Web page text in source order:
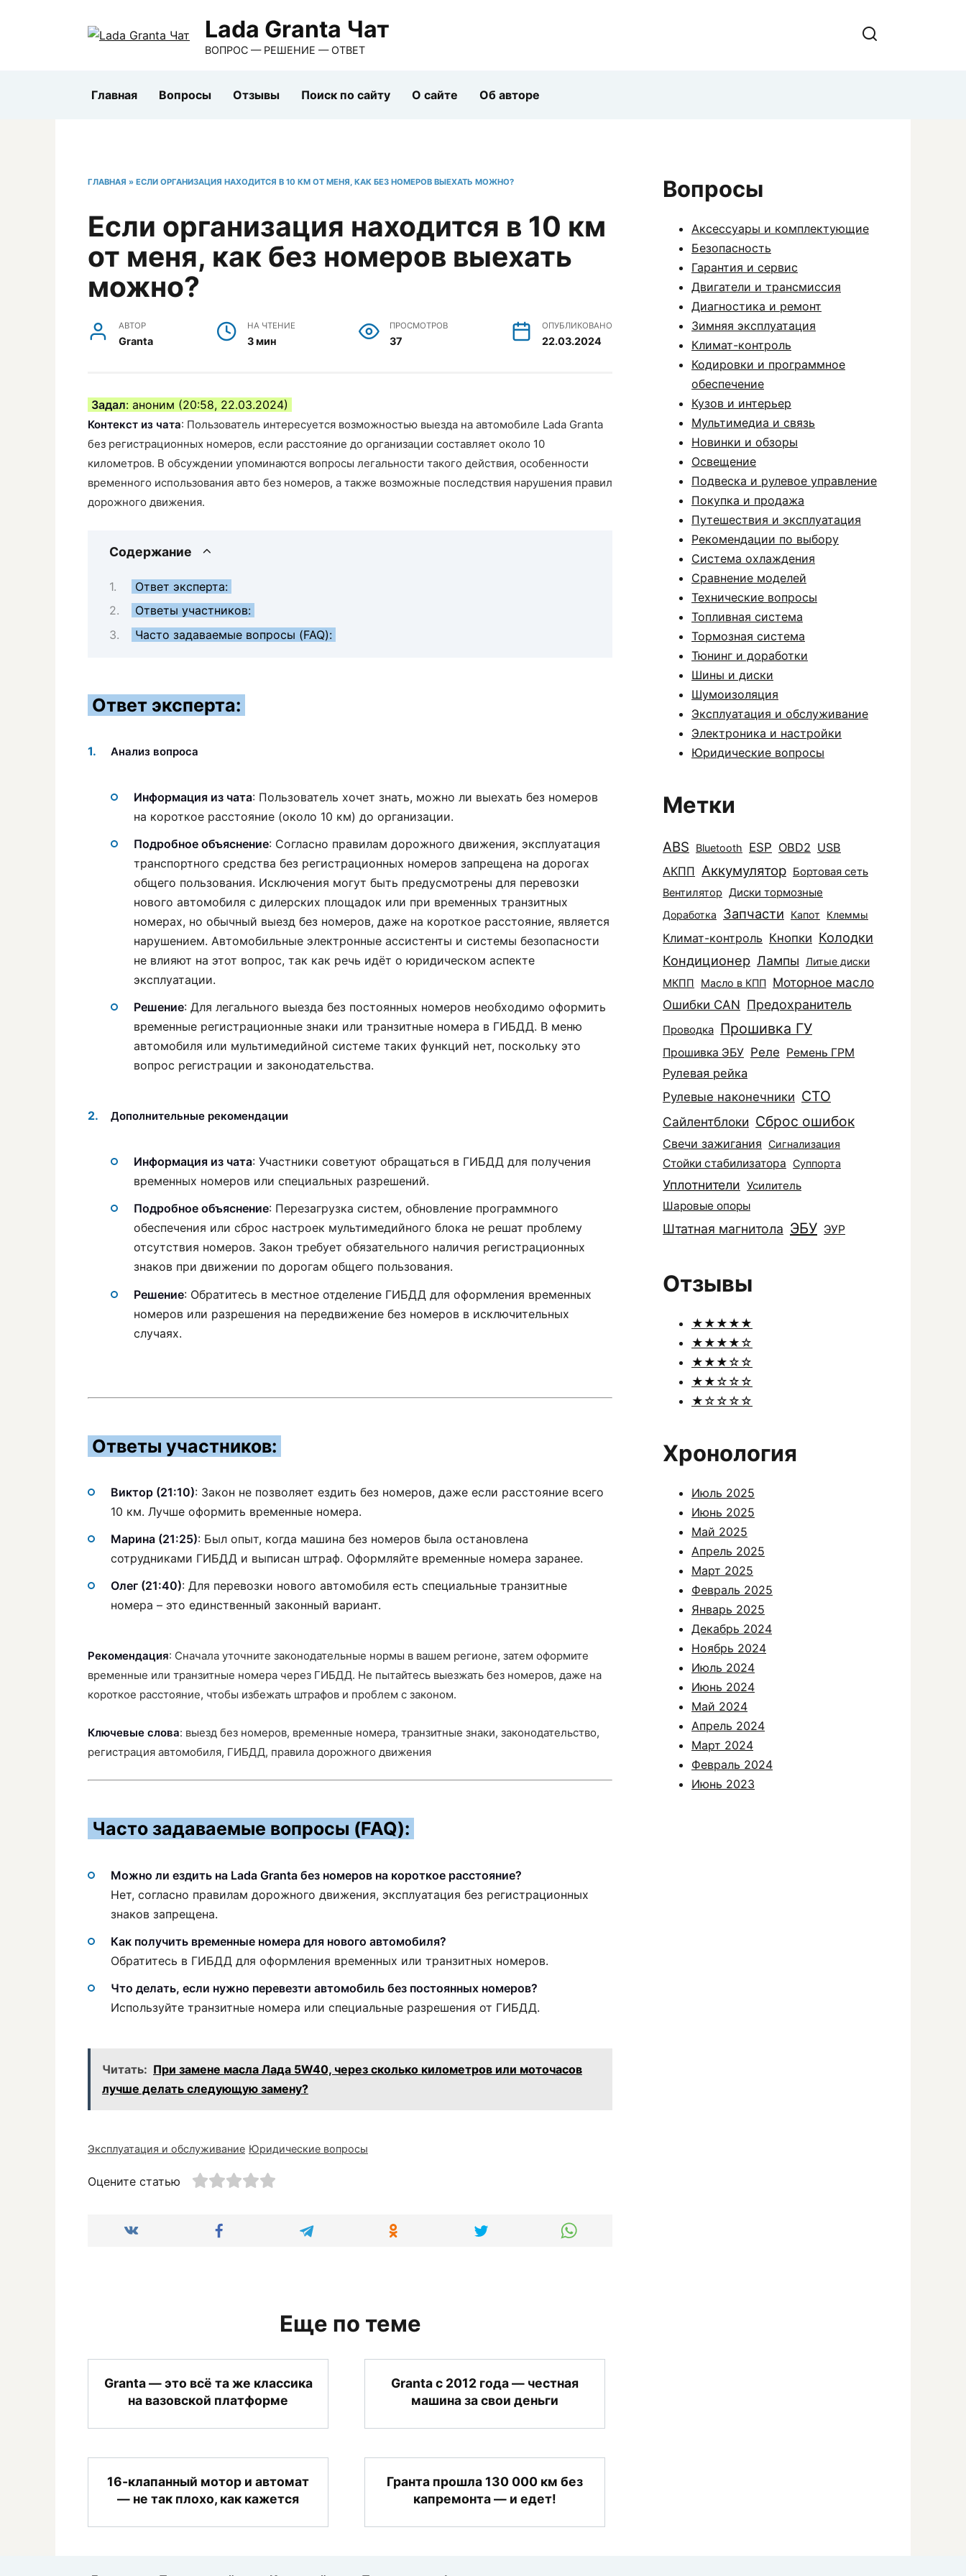
Lada Granta Чат
ВОПРОС — РЕШЕНИЕ — ОТВЕТ
Главная Вопросы Отзывы Поиск по сайту О сайте Об авторе
ГЛАВНАЯ » ЕСЛИ ОРГАНИЗАЦИЯ НАХОДИТСЯ В 10 КМ ОТ МЕНЯ, КАК БЕЗ НОМЕРОВ ВЫЕХАТЬ МОЖНО?
Если организация находится в 10 км
от меня, как без номеров выехать
можно?
АВТОР
Granta
НА ЧТЕНИЕ
3 мин
ПРОСМОТРОВ
37
ОПУБЛИКОВАНО
22.03.2024
Задал: аноним (20:58, 22.03.2024)
Контекст из чата: Пользователь интересуется возможностью выезда на автомобиле Lada Granta
без регистрационных номеров, если расстояние до организации составляет около 10
километров. В обсуждении упоминаются вопросы легальности такого действия, особенности
временного использования авто без номеров, а также возможные последствия нарушения правил
дорожного движения.
Содержание
Ответ эксперта:
Ответы участников:
Часто задаваемые вопросы (FAQ):
Ответ эксперта:
Анализ вопроса
Информация из чата: Пользователь хочет знать, можно ли выехать без номеров
на короткое расстояние (около 10 км) до организации.
Подробное объяснение: Согласно правилам дорожного движения, эксплуатация
транспортного средства без регистрационных номеров запрещена на дорогах
общего пользования. Исключения могут быть предусмотрены для перевозки
нового автомобиля с дилерских площадок или при временных транзитных
номерах, но обычный выезд без номеров, даже на короткое расстояние, является
нарушением. Автомобильные электронные ассистенты и системы безопасности
не влияют на этот вопрос, так как речь идёт о юридическом аспекте
эксплуатации.
Решение: Для легального выезда без постоянных номеров необходимо оформить
временные регистрационные знаки или транзитные номера в ГИБДД. В меню
автомобиля или мультимедийной системе таких функций нет, поскольку это
вопрос регистрации и законодательства.
Дополнительные рекомендации
Информация из чата: Участники советуют обращаться в ГИБДД для получения
временных номеров или специальных разрешений.
Подробное объяснение: Перезагрузка систем, обновление программного
обеспечения или сброс настроек мультимедийного блока не решат проблему
отсутствия номеров. Закон требует обязательного наличия регистрационных
знаков при движении по дорогам общего пользования.
Решение: Обратитесь в местное отделение ГИБДД для оформления временных
номеров или разрешения на передвижение без номеров в исключительных
случаях.
Ответы участников:
Виктор (21:10): Закон не позволяет ездить без номеров, даже если расстояние всего
10 км. Лучше оформить временные номера.
Марина (21:25): Был опыт, когда машина без номеров была остановлена
сотрудниками ГИБДД и выписан штраф. Оформляйте временные номера заранее.
Олег (21:40): Для перевозки нового автомобиля есть специальные транзитные
номера – это единственный законный вариант.
Рекомендация: Сначала уточните законодательные нормы в вашем регионе, затем оформите
временные или транзитные номера через ГИБДД. Не пытайтесь выезжать без номеров, даже на
короткое расстояние, чтобы избежать штрафов и проблем с законом.
Ключевые слова: выезд без номеров, временные номера, транзитные знаки, законодательство,
регистрация автомобиля, ГИБДД, правила дорожного движения
Часто задаваемые вопросы (FAQ):
Можно ли ездить на Lada Granta без номеров на короткое расстояние?
Нет, согласно правилам дорожного движения, эксплуатация без регистрационных
знаков запрещена.
Как получить временные номера для нового автомобиля?
Обратитесь в ГИБДД для оформления временных или транзитных номеров.
Что делать, если нужно перевезти автомобиль без постоянных номеров?
Используйте транзитные номера или специальные разрешения от ГИБДД.
Читать: При замене масла Лада 5W40, через сколько километров или моточасов
лучше делать следующую замену?
Эксплуатация и обслуживание Юридические вопросы
Оцените статью
Еще по теме
Granta — это всё та же классика
на вазовской платформе
Granta с 2012 года — честная
машина за свои деньги
16-клапанный мотор и автомат
— не так плохо, как кажется
Гранта прошла 130 000 км без
капремонта — и едет!
Вопросы
Аксессуары и комплектующие
Безопасность
Гарантия и сервис
Двигатели и трансмиссия
Диагностика и ремонт
Зимняя эксплуатация
Климат-контроль
Кодировки и программное
обеспечение
Кузов и интерьер
Мультимедиа и связь
Новинки и обзоры
Освещение
Подвеска и рулевое управление
Покупка и продажа
Путешествия и эксплуатация
Рекомендации по выбору
Система охлаждения
Сравнение моделей
Технические вопросы
Топливная система
Тормозная система
Тюнинг и доработки
Шины и диски
Шумоизоляция
Эксплуатация и обслуживание
Электроника и настройки
Юридические вопросы
Метки
ABS Bluetooth ESP OBD2 USB
АКПП Аккумулятор Бортовая сеть
Вентилятор Диски тормозные
Доработка Запчасти Капот Клеммы
Климат-контроль Кнопки Колодки
Кондиционер Лампы Литые диски
МКПП Масло в КПП
Моторное масло
Ошибки CAN Предохранитель
Проводка Прошивка ГУ
Прошивка ЭБУ Реле Ремень ГРМ
Рулевая рейка
Рулевые наконечники СТО
Сайлентблоки Сброс ошибок
Свечи зажигания Сигнализация
Стойки стабилизатора Суппорта
Уплотнители Усилитель
Шаровые опоры
Штатная магнитола ЭБУ ЭУР
Отзывы
★★★★★
★★★★☆
★★★☆☆
★★☆☆☆
★☆☆☆☆
Хронология
Июль 2025
Июнь 2025
Май 2025
Апрель 2025
Март 2025
Февраль 2025
Январь 2025
Декабрь 2024
Ноябрь 2024
Июль 2024
Июнь 2024
Май 2024
Апрель 2024
Март 2024
Февраль 2024
Июнь 2023